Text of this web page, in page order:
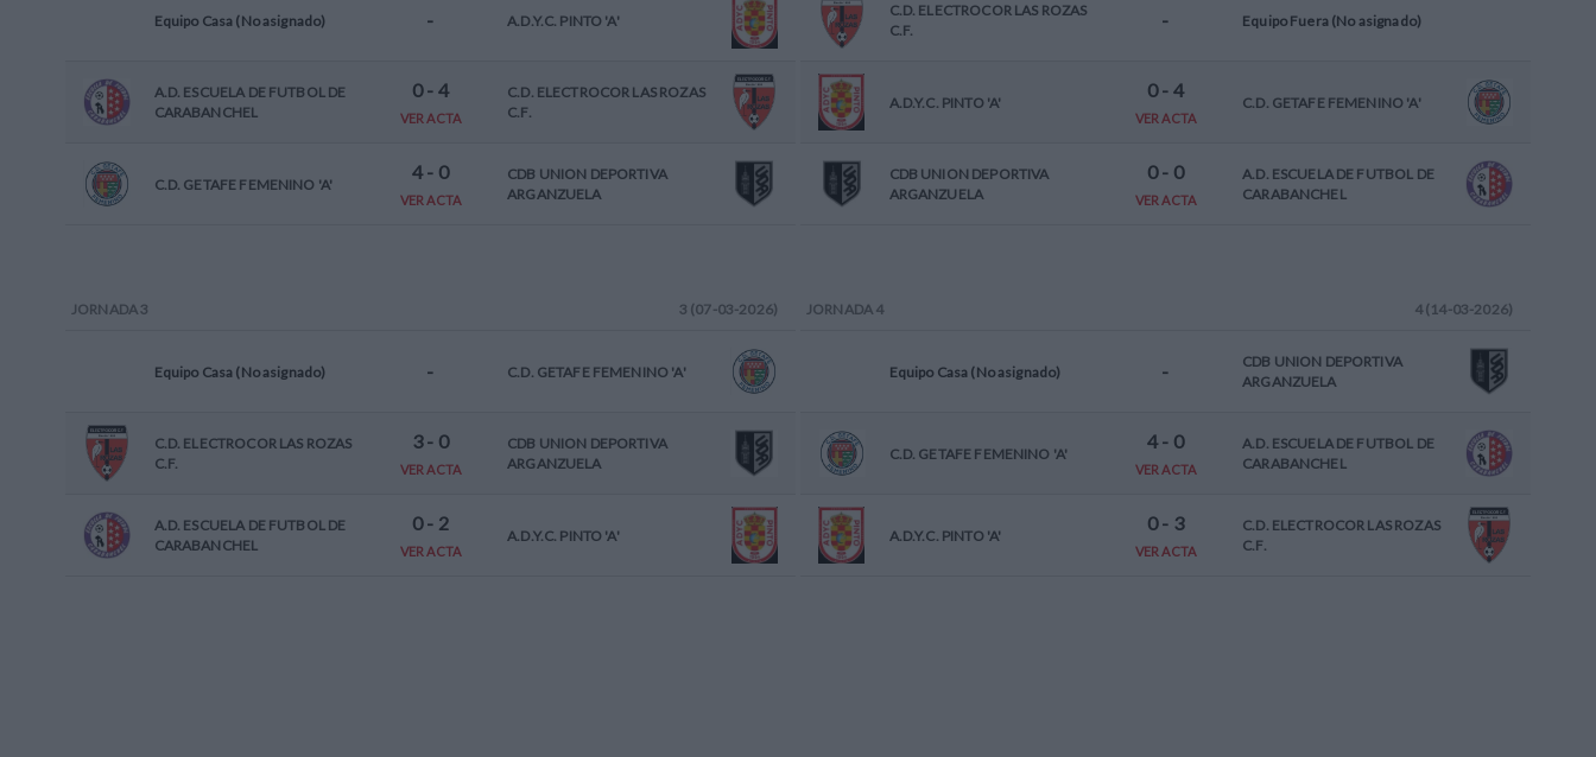
Equipo Casa (No asignado) - A.D.Y.C. PINTO 'A'
A.D. ESCUELA DE FUTBOL DE
CARABANCHEL
0- 4
VER ACTA
C.D. ELECTROCOR LAS ROZAS
C.F.
C.D. GETAFE FEMENINO 'A'
4- 0
VER ACTA
CDB UNION DEPORTIVA
ARGANZUELA
C.D. ELECTROCOR LAS ROZAS
C.F.
- Equipo Fuera (No asignado)
A.D.Y.C. PINTO 'A'
0- 4
VER ACTA
C.D. GETAFE FEMENINO 'A'
CDB UNION DEPORTIVA
ARGANZUELA
0- 0
VER ACTA
A.D. ESCUELA DE FUTBOL DE
CARABANCHEL
JORNADA 3 3 (07-03-2026)
Equipo Casa (No asignado) - C.D. GETAFE FEMENINO 'A'
C.D. ELECTROCOR LAS ROZAS
C.F.
3- 0
VER ACTA
CDB UNION DEPORTIVA
ARGANZUELA
A.D. ESCUELA DE FUTBOL DE
CARABANCHEL
0- 2
VER ACTA
A.D.Y.C. PINTO 'A'
JORNADA 4 4 (14-03-2026)
Equipo Casa (No asignado) -
CDB UNION DEPORTIVA
ARGANZUELA
C.D. GETAFE FEMENINO 'A'
4- 0
VER ACTA
A.D. ESCUELA DE FUTBOL DE
CARABANCHEL
A.D.Y.C. PINTO 'A'
0- 3
VER ACTA
C.D. ELECTROCOR LAS ROZAS
C.F.